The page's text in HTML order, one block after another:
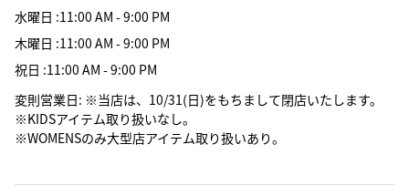
水曜日 :11:00 AM - 9:00 PM
木曜日 :11:00 AM - 9:00 PM
祝日 :11:00 AM - 9:00 PM
変則営業日: ※当店は、10/31(日)をもちまして閉店いたします。
※KIDSアイテム取り扱いなし。
※WOMENSのみ大型店アイテム取り扱いあり。